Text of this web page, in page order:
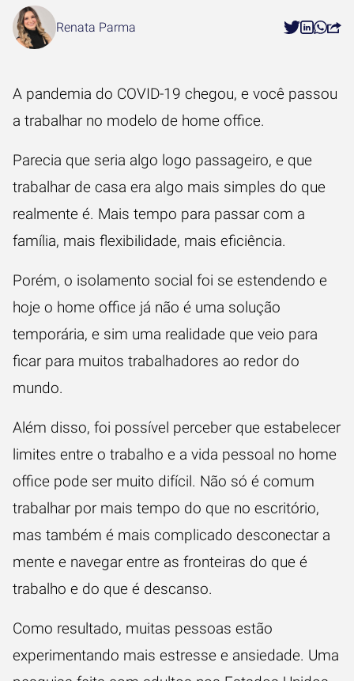
Renata Parma
A pandemia do COVID-19 chegou, e você passou
a trabalhar no modelo de home office.
Parecia que seria algo logo passageiro, e que
trabalhar de casa era algo mais simples do que
realmente é. Mais tempo para passar com a
família, mais flexibilidade, mais eficiência.
Porém, o isolamento social foi se estendendo e
hoje o home office já não é uma solução
temporária, e sim uma realidade que veio para
ficar para muitos trabalhadores ao redor do
mundo.
Além disso, foi possível perceber que estabelecer
limites entre o trabalho e a vida pessoal no home
office pode ser muito difícil. Não só é comum
trabalhar por mais tempo do que no escritório,
mas também é mais complicado desconectar a
mente e navegar entre as fronteiras do que é
trabalho e do que é descanso.
Como resultado, muitas pessoas estão
experimentando mais estresse e ansiedade. Uma